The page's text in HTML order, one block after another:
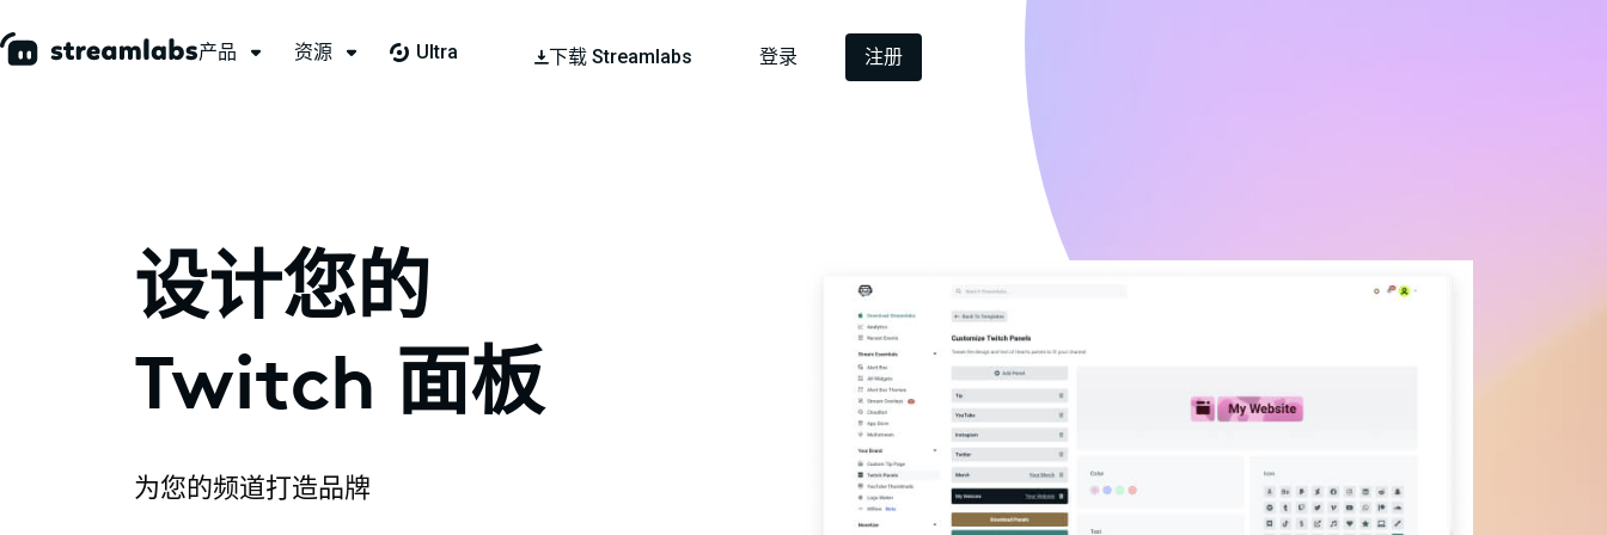
产品 资源 Ultra 下载 Streamlabs 登录 注册
设计您的
Twitch 面板
为您的频道打造品牌